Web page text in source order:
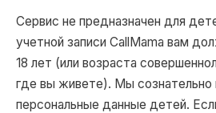
Сервис не предназначен для
учетной записи CallMama вам
18 лет (или возраста
где вы живете). Мы сознательно
персональные данные детей.